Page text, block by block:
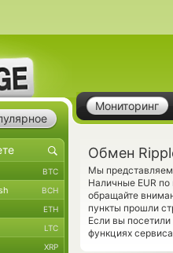
Мониторинг
Обмен
Мы представляем
Наличные EUR
обращайте
пункты прошли
Если вы
функциях
BTC
BCH
ETH
LTC
XRP